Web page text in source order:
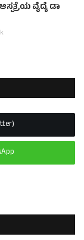
ವೈದ್ಯೆ ಡಾ